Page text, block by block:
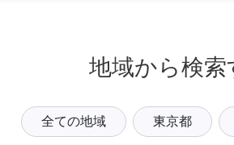
地域から検索
全ての地域 東京都